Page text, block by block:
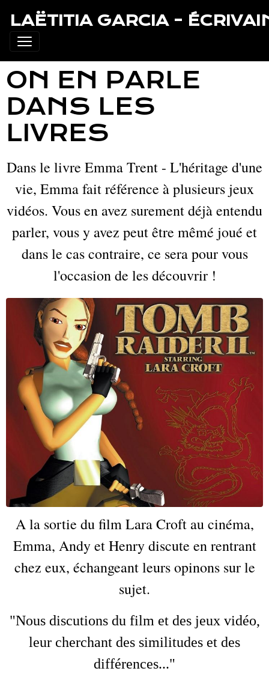
LAËTITIA GARCIA -
ON EN PARLE
DANS LES
LIVRES
Dans le livre Emma Trent - L'héritage d'une
vie, Emma fait référence à plusieurs jeux
vidéos. Vous en avez surement déjà entendu
parler, vous y avez peut être mêmé joué et
dans le cas contraire, ce sera pour vous
l'occasion de les découvrir !
A la sortie du film Lara Croft au cinéma,
Emma, Andy et Henry discute en rentrant
chez eux, échangeant leurs opinons sur le
sujet.
"Nous discutions du film et des jeux vidéo,
leur cherchant des similitudes et des
différences..."